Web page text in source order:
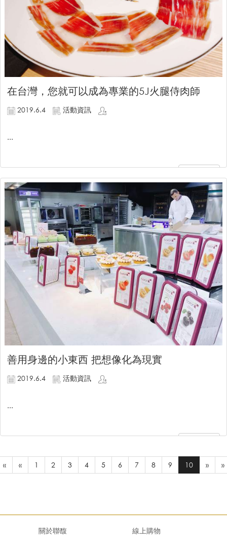
在台灣，您就可以成為專業的5J火腿侍肉師
2019.6.4 活動資訊
...
善用身邊的小東西 把想像化為現實
2019.6.4 活動資訊
...
« « 1 2 3 4 5 6 7 8 9 10 » »
關於聯馥 線上購物